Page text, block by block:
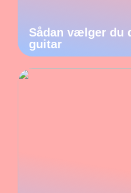
Sådan vælger du
guitar